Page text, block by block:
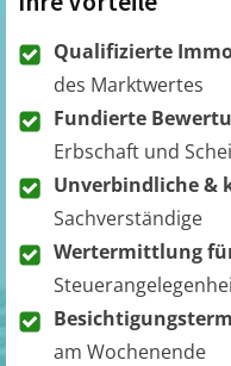
Qualifizierte
des Marktwertes
Fundierte
Erbschaft und
Unverbindliche &
Sachverständige
Wertermittlung
am Wochenende